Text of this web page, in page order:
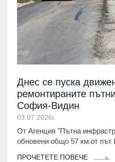
Днес се пуска
ремонтираните
София-Видин
03.07.2026г.
От Агенция "Пътна
обновени общо 57 км от път
ПРОЧЕТЕТЕ ПОВЕЧЕ